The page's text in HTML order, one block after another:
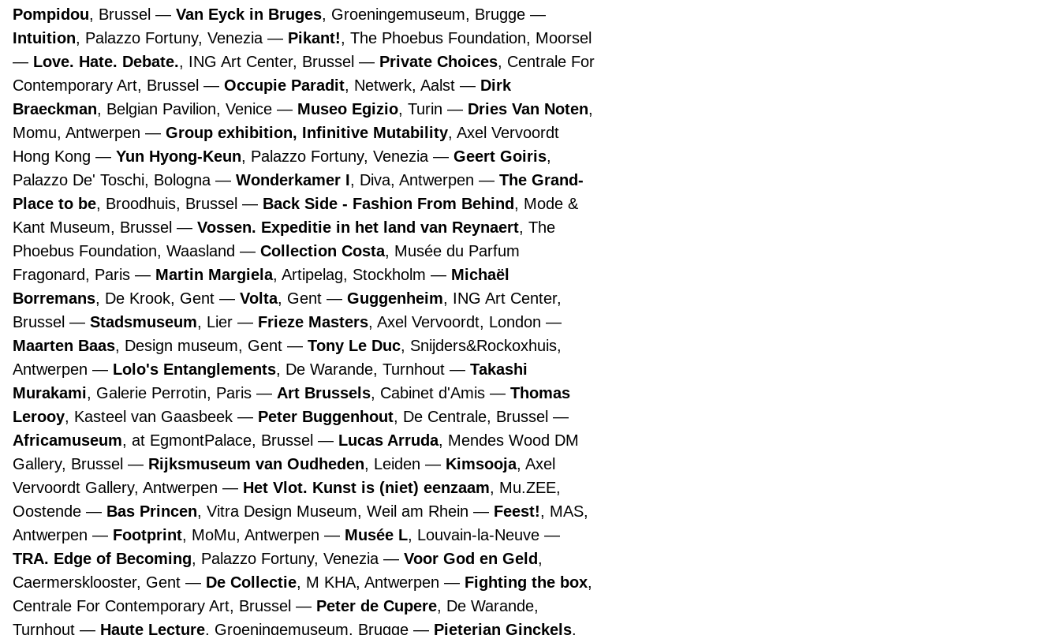
Pompidou, Brussel Van Eyck in Bruges, Groeningemuseum, Brugge
Intuition, Palazzo Fortuny, Venezia Pikant!, The Phoebus Foundation, Moorsel
Love. Hate. Debate., ING Art Center, Brussel Private Choices, Centrale For
Contemporary Art, Brussel
Occupie Paradit, Netwerk, Aalst
Dirk
Braeckman, Belgian Pavilion, Venice Museo Egizio, Turin Dries Van Noten,
Momu, Antwerpen
Group exhibition, Infinitive Mutability, Axel Vervoordt
Hong Kong
Yun Hyong-Keun, Palazzo Fortuny, Venezia Geert Goiris,
Palazzo De' Toschi, Bologna
Wonderkamer I, Diva, Antwerpen
The Grand-
Place to be, Broodhuis, Brussel Back Side - Fashion From Behind, Mode &
Kant Museum, Brussel
Vossen. Expeditie in het land van Reynaert, The
Phoebus Foundation, Waasland
Collection Costa, Musée du Parfum
Fragonard, Paris
Martin Margiela, Artipelag, Stockholm
Michaël
Borremans, De Krook, Gent Volta, Gent Guggenheim, ING Art Center,
Brussel
Stadsmuseum, Lier Frieze Masters, Axel Vervoordt, London
Maarten Baas, Design museum, Gent Tony Le Duc, Snijders&Rockoxhuis,
Antwerpen
Lolo's Entanglements, De Warande, Turnhout
Takashi
Murakami, Galerie Perrotin, Paris Art Brussels, Cabinet d'Amis
Thomas
Lerooy, Kasteel van Gaasbeek Peter Buggenhout, De Centrale, Brussel
Africamuseum, at EgmontPalace, Brussel Lucas Arruda, Mendes Wood DM
Gallery, Brussel
Rijksmuseum van Oudheden, Leiden Kimsooja, Axel
Vervoordt Gallery, Antwerpen
Het Vlot. Kunst is (niet) eenzaam, Mu.ZEE,
Oostende
Bas Princen, Vitra Design Museum, Weil am Rhein Feest!, MAS,
Antwerpen
Footprint, MoMu, Antwerpen Musée L, Louvain-la-Neuve
TRA. Edge of Becoming, Palazzo Fortuny, Venezia Voor God en Geld,
Caermersklooster, Gent
De Collectie, M KHA, Antwerpen Fighting the box,
Centrale For Contemporary Art, Brussel
Peter de Cupere, De Warande,
Turnhout
Haute Lecture, Groeningemuseum, Brugge Pieterjan Ginckels,